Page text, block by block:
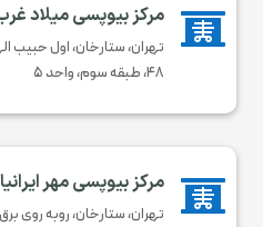
 مرکز بیوپسی میلاد
تهران، ستارخان، اول حبیب
۴۸، طبقه سوم، واحد ۵
 مرکز بیوپسی مهر
تهران، ستارخان، روبه روی برق